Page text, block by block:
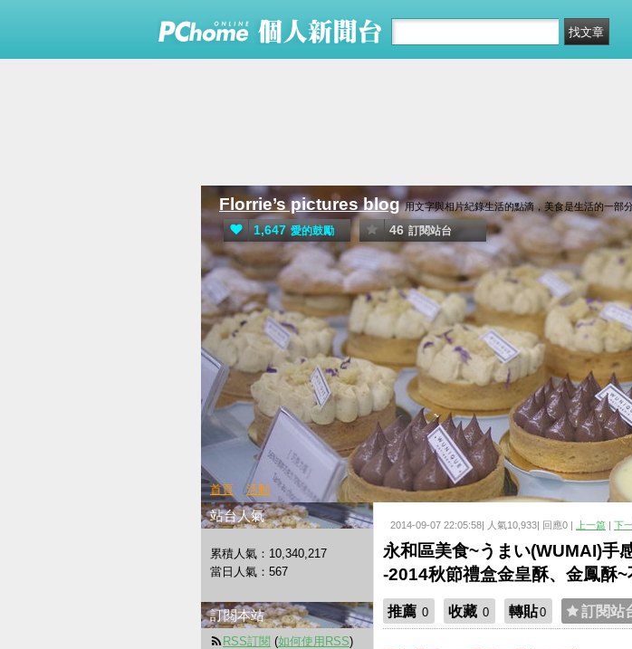
Florrie’s pictures blog 用文字與相片紀錄生活的點滴，美食是生活的一部
1,647 愛的鼓勵 46 訂閱站台
首頁 活動
2014-09-07 22:05:58| 人氣10,933| 回應0 | 上一篇 | 下
永和區美食~うまい(WUMAI)手
-2014秋節禮盒金皇酥、金鳳酥
推薦 0 收藏 0 轉貼0 訂閱站
站台人氣
累積人氣： 10,340,217
當日人氣： 567
訂閱本站
RSS訂閱 (如何使用RSS)